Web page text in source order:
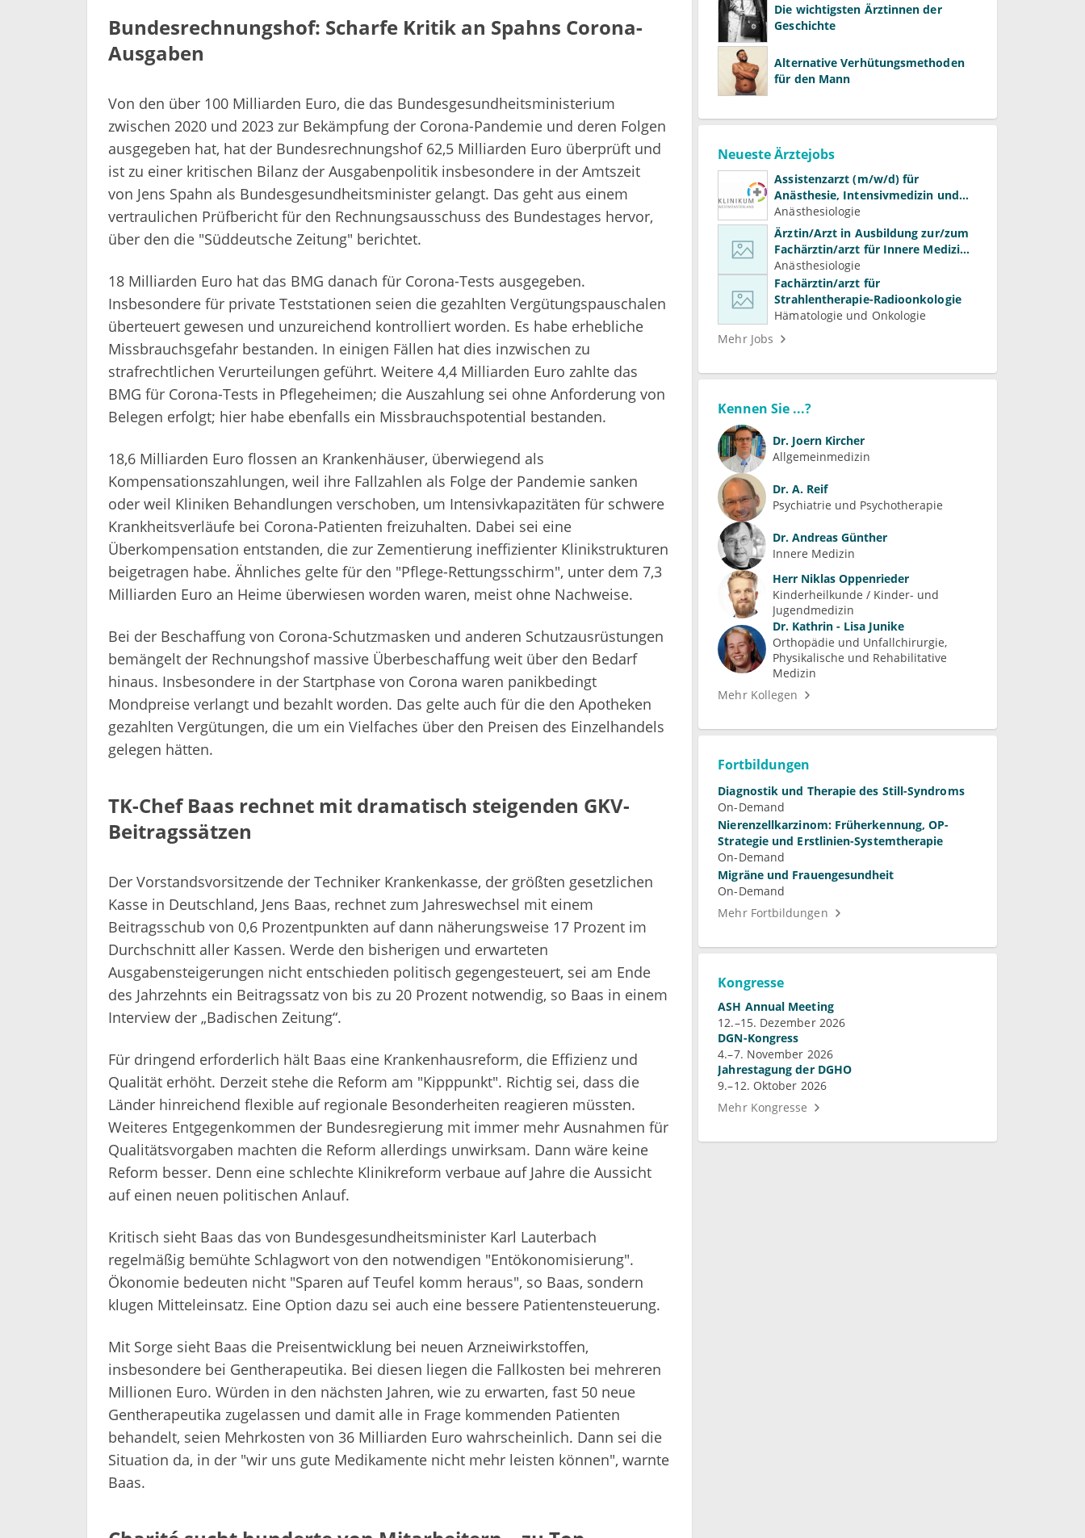
Bundesrechnungshof: Scharfe Kritik an Spahns Corona-
Ausgaben
Von den über 100 Milliarden Euro, die das Bundesgesundheitsministerium
zwischen 2020 und 2023 zur Bekämpfung der Corona-Pandemie und deren Folgen
ausgegeben hat, hat der Bundesrechnungshof 62,5 Milliarden Euro überprüft und
ist zu einer kritischen Bilanz der Ausgabenpolitik insbesondere in der Amtszeit
von Jens Spahn als Bundesgesundheitsminister gelangt. Das geht aus einem
vertraulichen Prüfbericht für den Rechnungsausschuss des Bundestages hervor,
über den die "Süddeutsche Zeitung" berichtet.
18 Milliarden Euro hat das BMG danach für Corona-Tests ausgegeben.
Insbesondere für private Teststationen seien die gezahlten Vergütungspauschalen
überteuert gewesen und unzureichend kontrolliert worden. Es habe erhebliche
Missbrauchsgefahr bestanden. In einigen Fällen hat dies inzwischen zu
strafrechtlichen Verurteilungen geführt. Weitere 4,4 Milliarden Euro zahlte das
BMG für Corona-Tests in Pflegeheimen; die Auszahlung sei ohne Anforderung von
Belegen erfolgt; hier habe ebenfalls ein Missbrauchspotential bestanden.
18,6 Milliarden Euro flossen an Krankenhäuser, überwiegend als
Kompensationszahlungen, weil ihre Fallzahlen als Folge der Pandemie sanken
oder weil Kliniken Behandlungen verschoben, um Intensivkapazitäten für schwere
Krankheitsverläufe bei Corona-Patienten freizuhalten. Dabei sei eine
Überkompensation entstanden, die zur Zementierung ineffizienter Klinikstrukturen
beigetragen habe. Ähnliches gelte für den "Pflege-Rettungsschirm", unter dem 7,3
Milliarden Euro an Heime überwiesen worden waren, meist ohne Nachweise.
Bei der Beschaffung von Corona-Schutzmasken und anderen Schutzausrüstungen
bemängelt der Rechnungshof massive Überbeschaffung weit über den Bedarf
hinaus. Insbesondere in der Startphase von Corona waren panikbedingt
Mondpreise verlangt und bezahlt worden. Das gelte auch für die den Apotheken
gezahlten Vergütungen, die um ein Vielfaches über den Preisen des Einzelhandels
gelegen hätten.
TK-Chef Baas rechnet mit dramatisch steigenden GKV-
Beitragssätzen
Der Vorstandsvorsitzende der Techniker Krankenkasse, der größten gesetzlichen
Kasse in Deutschland, Jens Baas, rechnet zum Jahreswechsel mit einem
Beitragsschub von 0,6 Prozentpunkten auf dann näherungsweise 17 Prozent im
Durchschnitt aller Kassen. Werde den bisherigen und erwarteten
Ausgabensteigerungen nicht entschieden politisch gegengesteuert, sei am Ende
des Jahrzehnts ein Beitragssatz von bis zu 20 Prozent notwendig, so Baas in einem
Interview der „Badischen Zeitung“.
Für dringend erforderlich hält Baas eine Krankenhausreform, die Effizienz und
Qualität erhöht. Derzeit stehe die Reform am "Kipppunkt". Richtig sei, dass die
Länder hinreichend flexible auf regionale Besonderheiten reagieren müssten.
Weiteres Entgegenkommen der Bundesregierung mit immer mehr Ausnahmen für
Qualitätsvorgaben machten die Reform allerdings unwirksam. Dann wäre keine
Reform besser. Denn eine schlechte Klinikreform verbaue auf Jahre die Aussicht
auf einen neuen politischen Anlauf.
Kritisch sieht Baas das von Bundesgesundheitsminister Karl Lauterbach
regelmäßig bemühte Schlagwort von den notwendigen "Entökonomisierung".
Ökonomie bedeuten nicht "Sparen auf Teufel komm heraus", so Baas, sondern
klugen Mitteleinsatz. Eine Option dazu sei auch eine bessere Patientensteuerung.
Mit Sorge sieht Baas die Preisentwicklung bei neuen Arzneiwirkstoffen,
insbesondere bei Gentherapeutika. Bei diesen liegen die Fallkosten bei mehreren
Millionen Euro. Würden in den nächsten Jahren, wie zu erwarten, fast 50 neue
Gentherapeutika zugelassen und damit alle in Frage kommenden Patienten
behandelt, seien Mehrkosten von 36 Milliarden Euro wahrscheinlich. Dann sei die
Situation da, in der "wir uns gute Medikamente nicht mehr leisten können", warnte
Baas.
Die wichtigsten Ärztinnen der
Geschichte
Alternative Verhütungsmethoden
für den Mann
Neueste Ärztejobs
Assistenzarzt (m/w/d) für
Anästhesie, Intensivmedizin und
Schmerztherapie
Anästhesiologie
Ärztin/Arzt in Ausbildung zur/zum
Fachärztin/arzt für Innere Medizin
(Kardiologie, Nephrologie,
Intensivmedizin)
Anästhesiologie
Fachärztin/arzt für
Strahlentherapie-Radioonkologie
Hämatologie und Onkologie
Mehr Jobs
Kennen Sie ...?
Dr. Joern Kircher
Allgemeinmedizin
Dr. A. Reif
Psychiatrie und Psychotherapie
Dr. Andreas Günther
Innere Medizin
Herr Niklas Oppenrieder
Kinderheilkunde / Kinder- und
Jugendmedizin
Dr. Kathrin - Lisa Junike
Orthopädie und Unfallchirurgie
Physikalische und Rehabilitative
Medizin
Mehr Kollegen
Fortbildungen
Diagnostik und Therapie des Still-Syndroms
On-Demand
Nierenzellkarzinom: Früherkennung, OP-
Strategie und Erstlinien-Systemtherapie
On-Demand
Migräne und Frauengesundheit
On-Demand
Mehr Fortbildungen
Kongresse
ASH Annual Meeting
12.–15. Dezember 2026
DGN-Kongress
4.–7. November 2026
Jahrestagung der DGHO
9.–12. Oktober 2026
Mehr Kongresse